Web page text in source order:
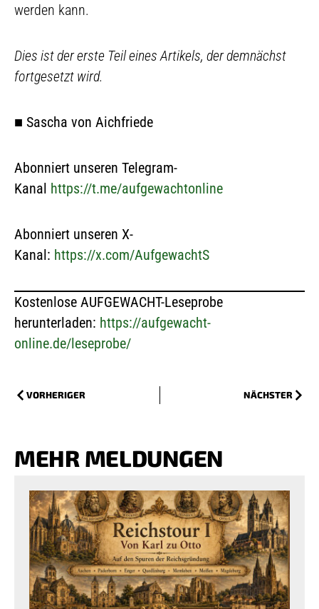
werden kann.
Dies ist der erste Teil eines Artikels, der demnächst
fortgesetzt wird.
■ Sascha von Aichfriede
Abonniert unseren Telegram-
Kanal https://t.me/aufgewachtonline
Abonniert unseren X-
Kanal: https://x.com/AufgewachtS
Kostenlose AUFGEWACHT-Leseprobe
herunterladen: https://aufgewacht-
online.de/leseprobe/
VORHERIGER NÄCHSTER
MEHR MELDUNGEN